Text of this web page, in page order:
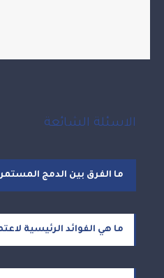
الاسئلة الشائعة
ما الفرق بين الدمج
ما هي الفوائد الرئيسية